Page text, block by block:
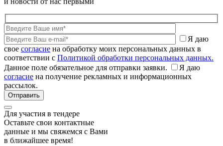
Я даю
свое согласие на обработку моих персональных данных в
соответствии с Политикой обработки персональных данных.
Данное поле обязательное для отправки заявки.
Я даю
согласие на получение рекламных и информационных
рассылок.
Для участия в тендере
Оставьте свои контактные
данные и мы свяжемся с Вами
в ближайшее время!